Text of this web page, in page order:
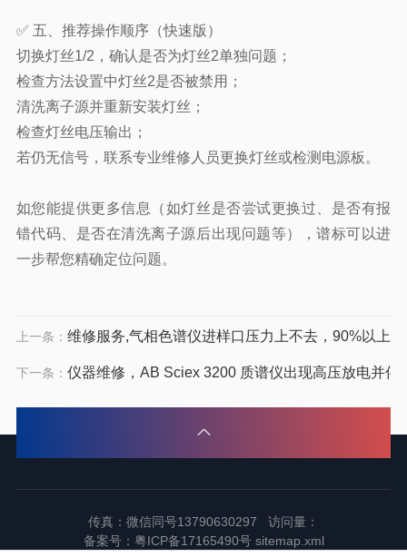
✅ 五、推荐操作顺序（快速版）
切换灯丝1/2，确认是否为灯丝2单独问题；
检查方法设置中灯丝2是否被禁用；
清洗离子源并重新安装灯丝；
检查灯丝电压输出；
若仍无信号，联系专业维修人员更换灯丝或检测电源板。
如您能提供更多信息（如灯丝是否尝试更换过、是否有报
错代码、是否在清洗离子源后出现问题等），谱标可以进
一步帮您精确定位问题。
上一条： 维修服务,气相色谱仪进样口压力上不去，90%以上
下一条： 仪器维修，AB Sciex 3200 质谱仪出现高压放电并伴
传真：微信同号13790630297 访问量：
备案号： 粤ICP备17165490号 sitemap.xml